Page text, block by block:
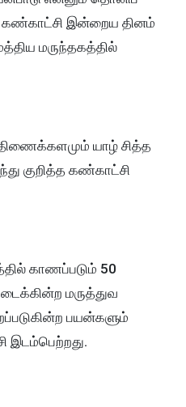
கண்காட்சி இன்றைய தினம்
மருந்தகத்தில்
யாழ் சித்த
குறித்த கண்காட்சி
காணப்படும் 50
மருத்துவ
பயன்களும்
இடம்பெற்றது.